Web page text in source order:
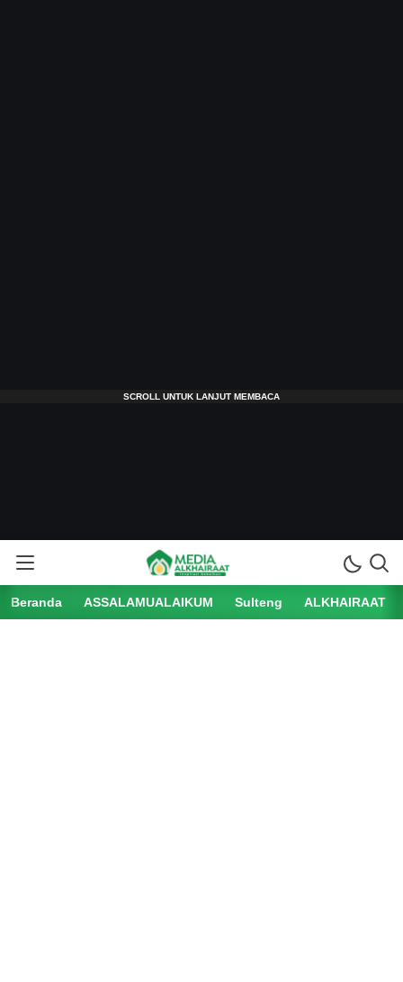
Beranda ASSALAMUALAIKUM Sulteng ALKHAIRAAT